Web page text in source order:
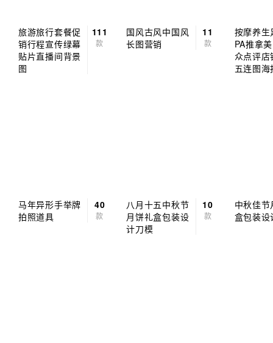
旅游旅行套餐促
销行程宣传绿幕
贴片直播间背景
图
111
款
国风古风中国风
长图营销
11
款
按摩养生
PA推拿
众点评店
五连图海
马年异形手举牌
拍照道具
40
款
八月十五中秋节
月饼礼盒包装设
计刀模
10
款
中秋佳
盒包装设